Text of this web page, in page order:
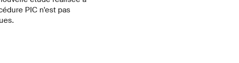
PIC n'est pas